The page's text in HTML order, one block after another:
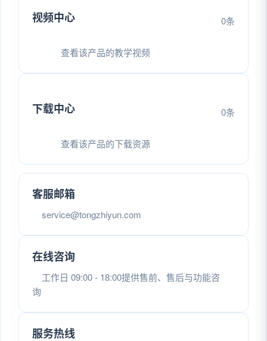
视频中心 0条
查看该产品的教学视频
下载中心 0条
查看该产品的下载资源
客服邮箱
service@tongzhiyun.com
在线咨询
工作日 09:00 - 18:00提供售前、售后与功能咨
询
服务热线